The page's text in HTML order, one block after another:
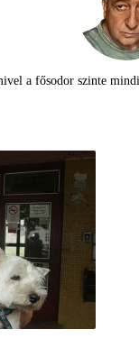
a fősodor szinte